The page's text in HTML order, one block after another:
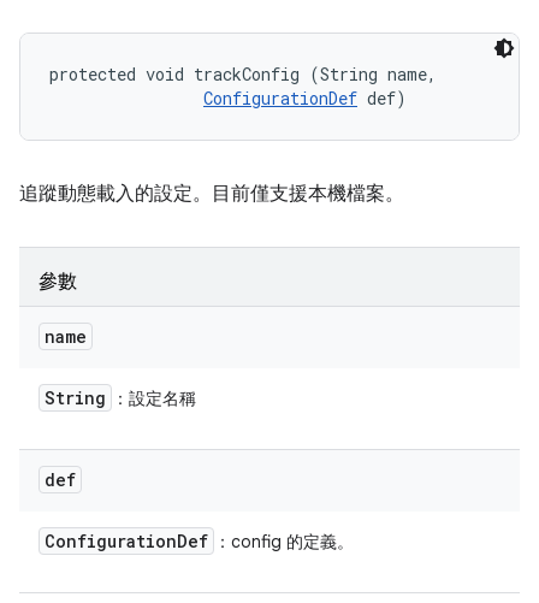
protected void trackConfig (String name,
ConfigurationDef def)
追蹤動態載入的設定。目前僅支援本機檔案。
參數
name
String ：設定名稱
def
ConfigurationDef ：config 的定義。